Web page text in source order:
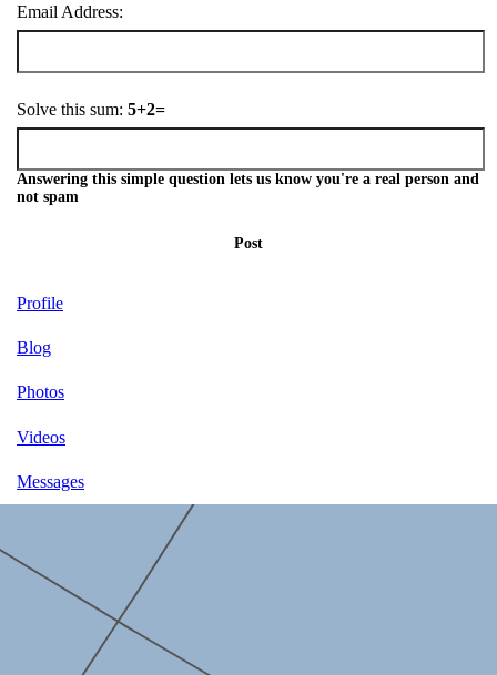
Email Address:
Solve this sum: 5+2=
Answering this simple question lets us know you're a real person and
not spam
Post
Profile
Blog
Photos
Videos
Messages